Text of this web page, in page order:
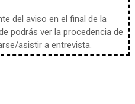
del aviso en el final de la
podrás ver la procedencia de
asistir a entrevista.